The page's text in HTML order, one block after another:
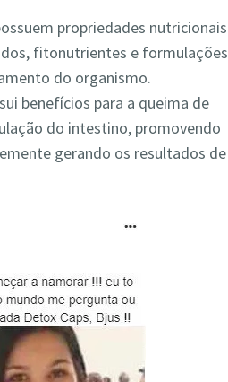
propriedades nutricionais
fitonutrientes e formulações
do organismo.
benefícios para a queima de
do intestino, promovendo
gerando os resultados de